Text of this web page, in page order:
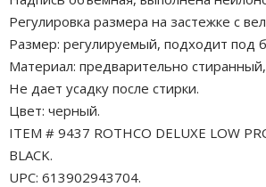
Регулировка размера на застежке с
Размер: регулируемый, подходит под
Материал: предварительно
Не дает усадку после стирки.
Цвет: черный.
ITEM # 9437 ROTHCO DELUXE LOW
BLACK.
UPC: 613902943704.